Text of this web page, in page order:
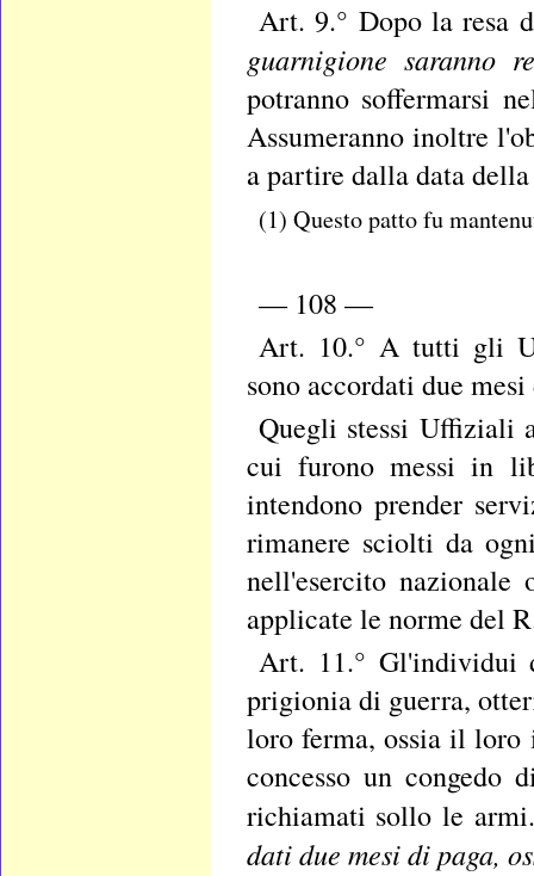
Art. 9.° Dopo la resa
guarnigione saranno
potranno soffermarsi
Assumeranno inoltre
a partire dalla data
(1) Questo patto fu
— 108 —
Art. 10.° A tutti gli
sono accordati due
Quegli stessi Uffiziali
cui furono messi in
intendono prender
rimanere sciolti da
nell'esercito
applicate le norme del
Art. 11.° Gl'individui
prigionia di guerra,
loro ferma, ossia il loro
concesso un congedo
richiamati sollo le
dati due mesi di paga,